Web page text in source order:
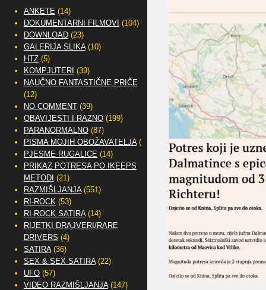
ANKETE (14)
DOKUMENTARNI FILMOVI (104)
DOWNLOAD(23)
GALERIJA SLIKA(10)
HTZ(5)
KOMPJUTERI (39)
NAUČNO FANTASTIČNE PRIČE
(12)
NO COMMENT(39)
OBAVIJESTI I RAZNO(199)
PARANORMALNO(87)
PISMA MOJIH OBOŽAVATELJA(2)
PJESME RUGALICE (14)
PRIKAZ POTRESA PO IKEEPS
METODI (21)
RAZMIŠLJANJA(551)
RI-ROCK(53)
RI-ROCK SATIRA(14)
RIJETKI DRAJVERI/RARE
DRIVERS (4)
SATIRA(36)
SEX & SEX SATIRA(22)
UFO(57)
VIDEO RAZMIŠLJANJA(147)